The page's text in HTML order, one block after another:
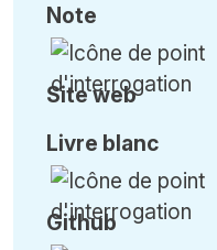
Note
Site web
Livre blanc
Github